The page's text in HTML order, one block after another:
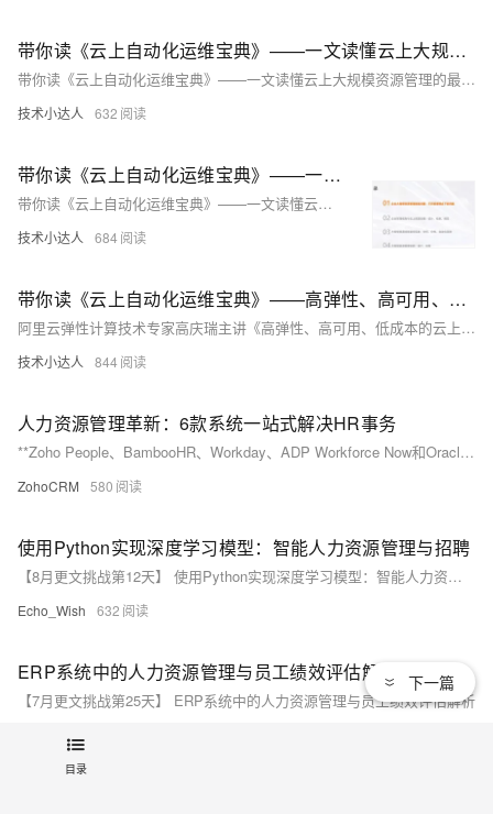
目录
带你读《云上自动化运维宝典》——一文读懂云上大规模资源管理的最佳实践（2）
带你读《云上自动化运维宝典》——一文读懂云上大规模资源管理的最佳实践（2）
技术小达人 632
带你读《云上自动化运维宝典》——一文读懂云上大规模资源管理的最佳实践（1）
带你读《云上自动化运维宝典》——一文读懂云上大规模资源管理的最佳实践（1）
技术小达人 684
带你读《云上自动化运维宝典》——高弹性、高可用、低成本的云上资源管理最佳实践（1）
阿里云弹性计算技术专家高庆瑞主讲《高弹性、高可用、低成本的云上资源管理最佳实践》。
技术小达人 844
人力资源管理革新：6款系统一站式解决HR事务
**Zoho People、BambooHR、Workday、ADP Workforce Now和Oracle HCM Cloud是知名的人力资源管理系统。Zoho People提供模块化设计、移动应用和自动化工作流；BambooHR以用户友好界面和员工档案管理见长；Workday侧重全球化云解决方案和智能决策工具；ADP Workforce Now集成HR与薪资管理，强调合规性；Oracle HCM Cloud则以高度定制和分析工具闻名。这些系统各有特点，适用于不同规模和需求的企业。**
ZohoCRM 580
使用Python实现深度学习模型：智能人力资源管理与招聘
【8月更文挑战第12天】 使用Python实现深度学习模型：智能人力资源管理与招聘
Echo_Wish 632
ERP系统中的人力资源管理与员工绩效评估解析
【7月更文挑战第25天】 ERP系统中的人力资源管理与员工绩效评估解析
Echo_Wish
下一篇